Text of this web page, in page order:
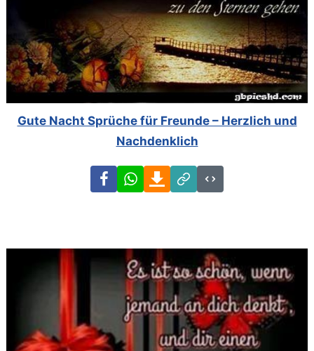
Gute Nacht Sprüche für Freunde – Herzlich und
Nachdenklich
FacebookWhatsAppDownload
Link
Code